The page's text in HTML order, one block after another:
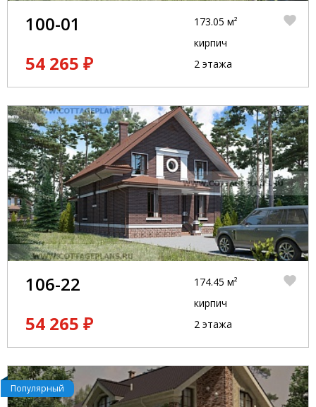
100-01
54 265 ₽
173.05 м²
кирпич
2 этажа
106-22
54 265 ₽
174.45 м²
кирпич
2 этажа
Популярный